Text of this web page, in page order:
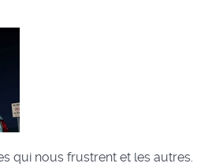
qui nous frustrent et les autres.